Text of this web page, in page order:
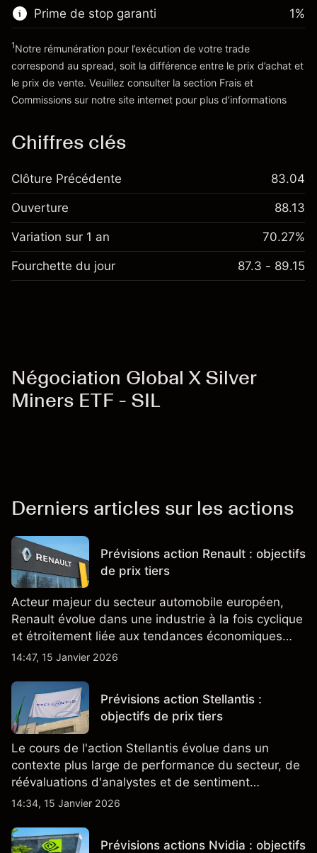
~$20,000.00
Valeur nominale avec effet de levier
Vers la plateforme
Prime de stop garanti
'Tarifs et Frais
1%
1Notre rémunération pour l’exécution de votre trade
correspond au spread, soit la différence entre le prix d’achat et
le prix de vente. Veuillez consulter la section Frais et
Commissions sur notre site internet pour plus d’informations
Chiffres clés
Clôture Précédente 83.04
Ouverture 88.13
Variation sur 1 an 70.27%
Fourchette du jour 87.3 - 89.15
Négociation Global X Silver
Miners ETF - SIL
Derniers articles sur les actions
Prévisions action Renault : objectifs
de prix tiers
Acteur majeur du secteur automobile européen,
Renault évolue dans une industrie à la fois cyclique
et étroitement liée aux tendances économiques
générales.
14:47, 15 Janvier 2026
Prévisions action Stellantis :
objectifs de prix tiers
Le cours de l'action Stellantis évolue dans un
contexte plus large de performance du secteur, de
réévaluations d'analystes et de sentiment
changeant, qui ensemble aident à comprendre
14:34, 15 Janvier 2026
Prévisions actions Nvidia : objectifs